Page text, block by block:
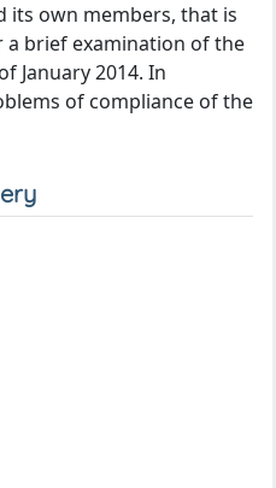
its own members, that is
a brief examination of the
January 2014. In
of compliance of the